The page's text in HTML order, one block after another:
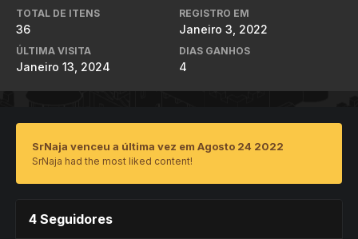
TOTAL DE ITENS
36
REGISTRO EM
Janeiro 3, 2022
ÚLTIMA VISITA
Janeiro 13, 2024
DIAS GANHOS
4
SrNaja venceu a última vez em Agosto 24 2022
SrNaja had the most liked content!
4 Seguidores